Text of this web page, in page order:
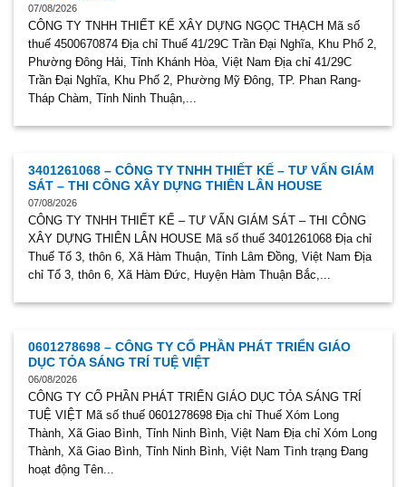
07/08/2026
CÔNG TY TNHH THIẾT KẾ XÂY DỰNG NGỌC THẠCH Mã số
thuế 4500670874 Địa chỉ Thuế 41/29C Trần Đại Nghĩa, Khu Phố 2,
Phường Đông Hải, Tỉnh Khánh Hòa, Việt Nam Địa chỉ 41/29C
Trần Đại Nghĩa, Khu Phố 2, Phường Mỹ Đông, TP. Phan Rang-
Tháp Chàm, Tỉnh Ninh Thuận,...
3401261068 – CÔNG TY TNHH THIẾT KẾ – TƯ VẤN GIÁM
SÁT – THI CÔNG XÂY DỰNG THIÊN LÂN HOUSE
07/08/2026
CÔNG TY TNHH THIẾT KẾ – TƯ VẤN GIÁM SÁT – THI CÔNG
XÂY DỰNG THIÊN LÂN HOUSE Mã số thuế 3401261068 Địa chỉ
Thuế Tổ 3, thôn 6, Xã Hàm Thuận, Tỉnh Lâm Đồng, Việt Nam Địa
chỉ Tổ 3, thôn 6, Xã Hàm Đức, Huyện Hàm Thuận Bắc,...
0601278698 – CÔNG TY CỔ PHẦN PHÁT TRIỂN GIÁO
DỤC TỎA SÁNG TRÍ TUỆ VIỆT
06/08/2026
CÔNG TY CỔ PHẦN PHÁT TRIỂN GIÁO DỤC TỎA SÁNG TRÍ
TUỆ VIỆT Mã số thuế 0601278698 Địa chỉ Thuế Xóm Long
Thành, Xã Giao Bình, Tỉnh Ninh Bình, Việt Nam Địa chỉ Xóm Long
Thành, Xã Giao Bình, Tỉnh Ninh Bình, Việt Nam Tình trạng Đang
hoạt động Tên...